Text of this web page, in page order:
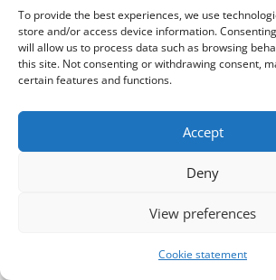
To provide the best experiences, we use
store and/or access device information.
will allow us to process data such as browsing
this site. Not consenting or withdrawing consent,
certain features and functions.
Accept
Deny
View preferences
Cookie statement
дуэты/трио и коллективы,
первые места в каждой
получат кубки. В каждой
который, по мнению жюри,
лучше всех во всей
либо как солист/дуэт/трио,
призовых мест, получат